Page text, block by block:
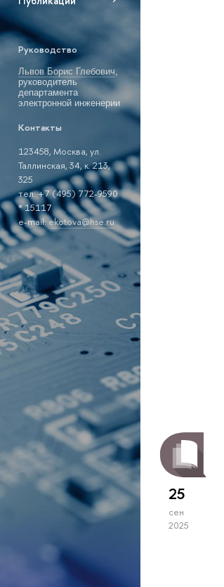
Руководство
Львов Борис Глебович,
руководитель
департамента
электронной инженерии
Контакты
123458, Москва, ул.
Таллинская, 34, к. 213,
325
тел: +7 (495) 772-9590
* 15117
е-mail:ekotova@hse.ru
25
сен
2025